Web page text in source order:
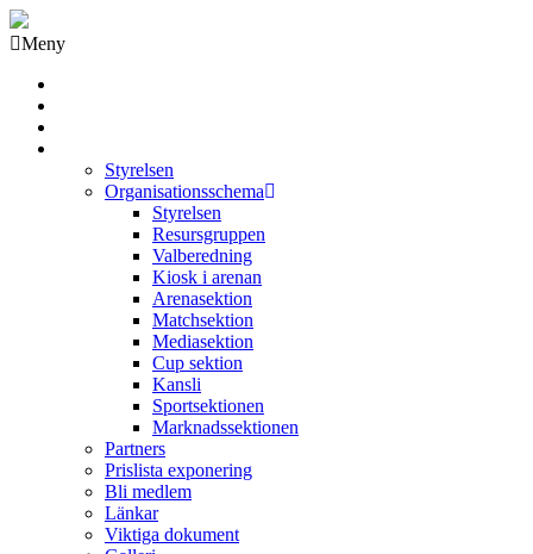
Meny
Styrelsen
Organisationsschema
Styrelsen
Resursgruppen
Valberedning
Kiosk i arenan
Arenasektion
Matchsektion
Mediasektion
Cup sektion
Kansli
Sportsektionen
Marknadssektionen
Partners
Prislista exponering
Bli medlem
Länkar
Viktiga dokument